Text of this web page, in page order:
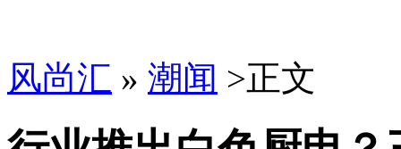
风尚汇 » 潮闻 >正文